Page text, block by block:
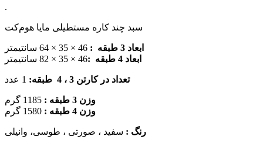
.
سبد چند کاره مستطیلی مایا هوم‌کت
ابعاد 3 طبقه :
46 × 35 × 64 سانتیمتر
ابعاد 4 طبقه :
46 × 35 × 82 سانتیمتر
تعداد در کارتن 3 ، 4 طبقه : 1 عدد
وزن 3 طبقه :
وزن 4 طبقه :
رنگ : سفید ، صورتی ، طوسی، وانیلی